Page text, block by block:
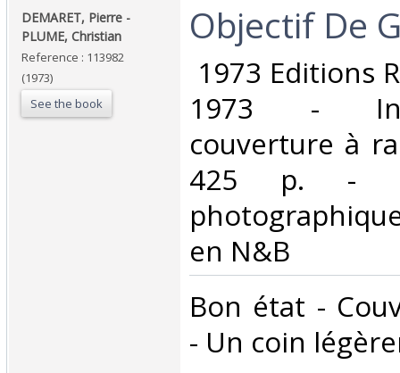
‎DEMARET, Pierre -
PLUME, Christian‎
Reference : 113982
(1973)
See the book
‎Objectif De
1973 Editions
1973 - In-
couverture à
425 p. -
en N&B‎
‎Bon état -
- Un coin